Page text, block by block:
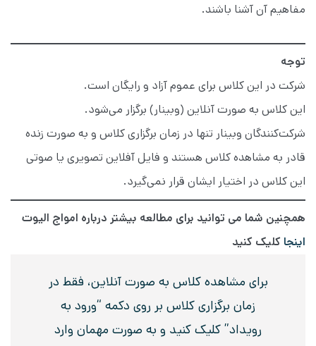
مفاهیم آن آشنا باشند.
توجه
شرکت در این کلاس برای عموم آزاد و رایگان است.
این کلاس به صورت آنلاین (وبینار) برگزار می‌شود.
شرکت‌کنندگان وبینار تنها در زمان برگزاری کلاس و به صورت زنده
قادر به مشاهده کلاس هستند و فایل آفلاین تصویری یا صوتی
این کلاس در اختیار ایشان قرار نمی‌گیرد.
همچنین شما می توانید برای مطالعه بیشتر درباره امواج الیوت
اینجا کلیک کنید
برای مشاهده کلاس به صورت آنلاین، فقط در
زمان برگزاری کلاس بر روی دکمه “ورود به
رویداد” کلیک کنید و به صورت مهمان وارد